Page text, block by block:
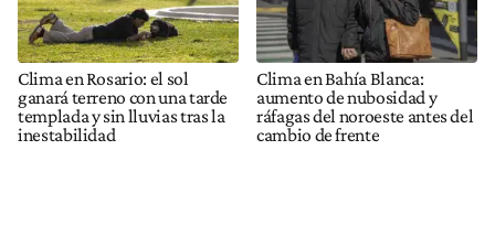
Clima en Rosario: el sol
ganará terreno con una tarde
templada y sin lluvias tras la
inestabilidad
Clima en Bahía Blanca:
aumento de nubosidad y
ráfagas del noroeste antes del
cambio de frente